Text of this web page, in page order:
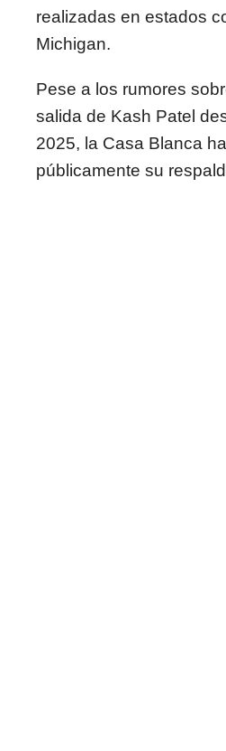
realizadas en estados
Michigan.
Pese a los rumores
salida de Kash Patel
2025, la Casa Blanca
públicamente su